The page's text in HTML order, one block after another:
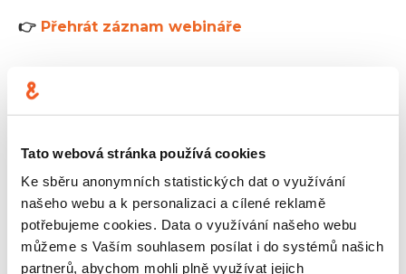
Tato webová stránka používá cookies
Ke sběru anonymních statistických dat o využívání
našeho webu a k personalizaci a cílené reklamě
potřebujeme cookies. Data o využívání našeho webu
můžeme s Vaším souhlasem posílat i do systémů našich
partnerů, abychom mohli plně využívat jejich
👉 Přehrát záznam webináře
Mám zájem o agentní
systém